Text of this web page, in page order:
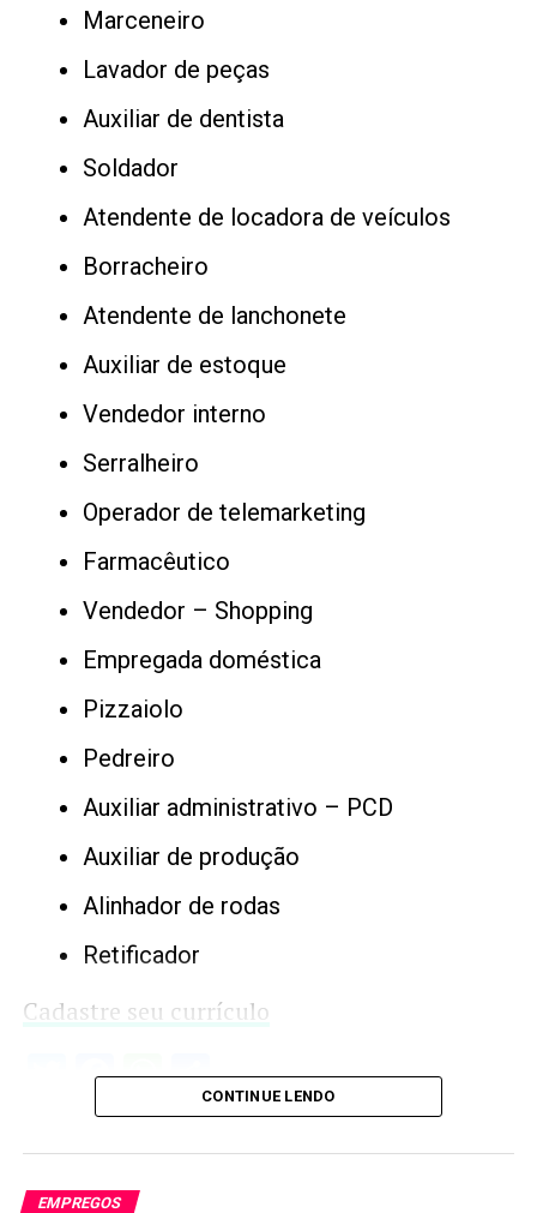
Marceneiro
Lavador de peças
Auxiliar de dentista
Soldador
Atendente de locadora de veículos
Borracheiro
Atendente de lanchonete
Auxiliar de estoque
Vendedor interno
Serralheiro
Operador de telemarketing
Farmacêutico
Vendedor – Shopping
Empregada doméstica
Pizzaiolo
Pedreiro
Auxiliar administrativo – PCD
Auxiliar de produção
Alinhador de rodas
Retificador
Cadastre seu currículo
Twitter
Facebook
WhatsApp
Share
CONTINUE LENDO
EMPREGOS